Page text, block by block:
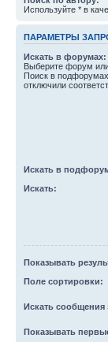
Используйте * в
ПАРАМЕТРЫ
Искать в форумах:
Выберите форум
Поиск в
отключили
Искать в
Искать:
Показывать
Поле сортировки:
Искать сообщения
Показывать